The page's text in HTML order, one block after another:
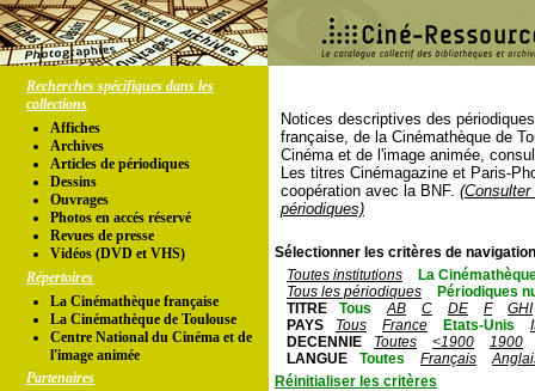
Recherches spécifiques dans les
collections
Affiches
Archives
Articles de périodiques
Dessins
Ouvrages
Photos en accés réservé
Revues de presse
Vidéos (DVD et VHS)
Répertoires
La Cinémathèque française
La Cinémathèque de Toulouse
Centre National du Cinéma et de
l'image animée
Partenaires
Notices descriptives des
française, de la Cinémathèque de
Cinéma et de l'image animée,
Les titres Cinémagazine et Paris-
coopération avec la BNF.
périodiques)
Sélectionner les critères de
Toutes institutions
La
Tous les périodiques
Périodiques
TITRE
Tous AB C DE F
GHI
PAYS
Tous France Etats-Unis
DECENNIE
Toutes <1900
1900
LANGUE
Toutes Français
Réinitialiser les critères